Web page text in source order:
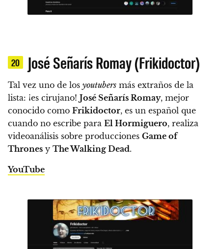
20 José Señarís Romay (Frikidoctor)
Tal vez uno de los youtubers más extraños de la
lista: ¡es cirujano! José Señarís Romay, mejor
conocido como Frikidoctor, es un español que
cuando no escribe para El Hormiguero, realiza
videoanálisis sobre producciones Game of
Thrones y The Walking Dead.
YouTube